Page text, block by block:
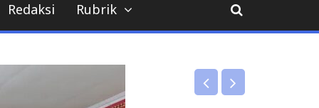
Redaksi Rubrik